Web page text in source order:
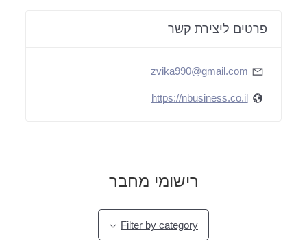
פרטים ליצירת קשר
zvika990@gmail.com
https://nbusiness.co.il
רישומי מחבר
Filter by category